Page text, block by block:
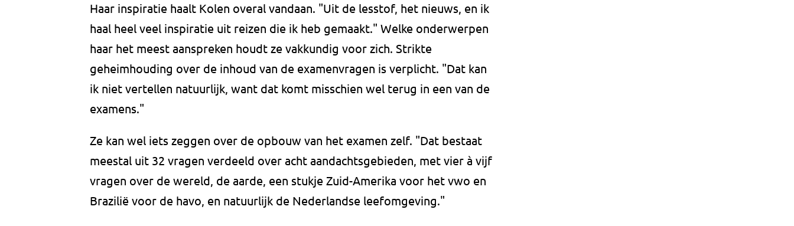
Haar inspiratie haalt Kolen overal vandaan. "Uit de lesstof, het nieuws, en ik
haal heel veel inspiratie uit reizen die ik heb gemaakt." Welke onderwerpen
haar het meest aanspreken houdt ze vakkundig voor zich. Strikte
geheimhouding over de inhoud van de examenvragen is verplicht. "Dat kan
ik niet vertellen natuurlijk, want dat komt misschien wel terug in een van de
examens."
Ze kan wel iets zeggen over de opbouw van het examen zelf. "Dat bestaat
meestal uit 32 vragen verdeeld over acht aandachtsgebieden, met vier à vijf
vragen over de wereld, de aarde, een stukje Zuid-Amerika voor het vwo en
Brazilië voor de havo, en natuurlijk de Nederlandse leefomgeving."